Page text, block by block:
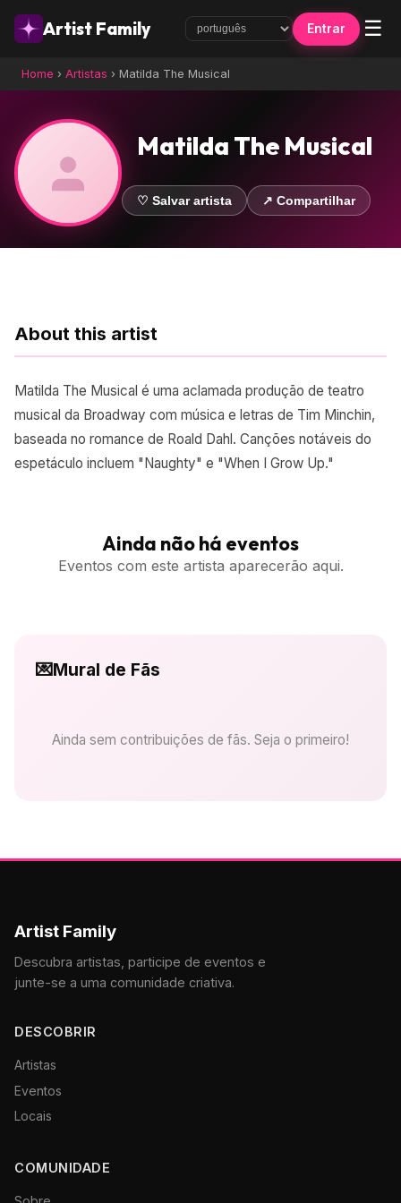
Artist Family Entrar ☰
Home › Artistas › Matilda The Musical
Matilda The Musical
♡ Salvar artista ↗ Compartilhar
About this artist
Matilda The Musical é uma aclamada produção de teatro
musical da Broadway com música e letras de Tim Minchin,
baseada no romance de Roald Dahl. Canções notáveis do
espetáculo incluem "Naughty" e "When I Grow Up."
Ainda não há eventos
Eventos com este artista aparecerão aqui.
💌Mural de Fãs
Ainda sem contribuições de fãs. Seja o primeiro!
Artist Family
Descubra artistas, participe de eventos e
junte-se a uma comunidade criativa.
DESCOBRIR
Artistas
Eventos
Locais
COMUNIDADE